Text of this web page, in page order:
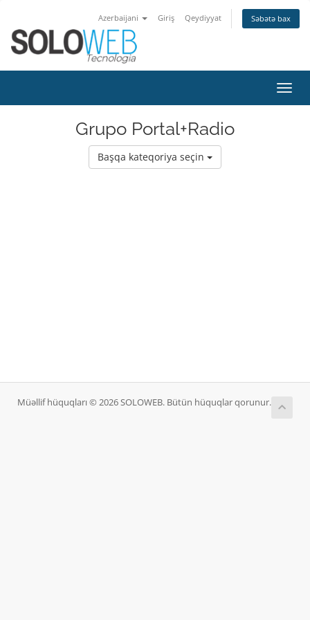
Azerbaijani Giriş Qeydiyyat Səbətə bax
keçid
Grupo Portal+Radio
Başqa kateqoriya seçin
Müəllif hüquqları © 2026 SOLOWEB. Bütün hüquqlar qorunur.